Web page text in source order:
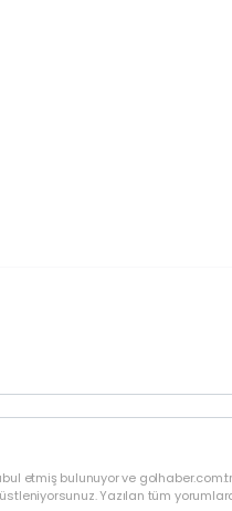
etmiş bulunuyor ve
Yazılan tüm